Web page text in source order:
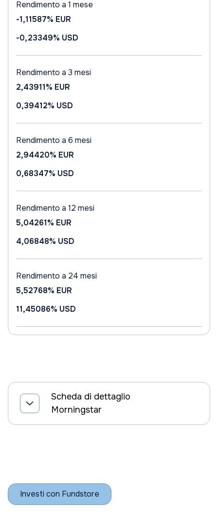
Rendimento a 1 mese
-1,11587% EUR
-0,23349% USD
Rendimento a 3 mesi
2,43911% EUR
0,39412% USD
Rendimento a 6 mesi
2,94420% EUR
0,68347% USD
Rendimento a 12 mesi
5,04261% EUR
4,06848% USD
Rendimento a 24 mesi
5,52768% EUR
11,45086% USD
Scheda di dettaglio
Morningstar
Investi con Fundstore